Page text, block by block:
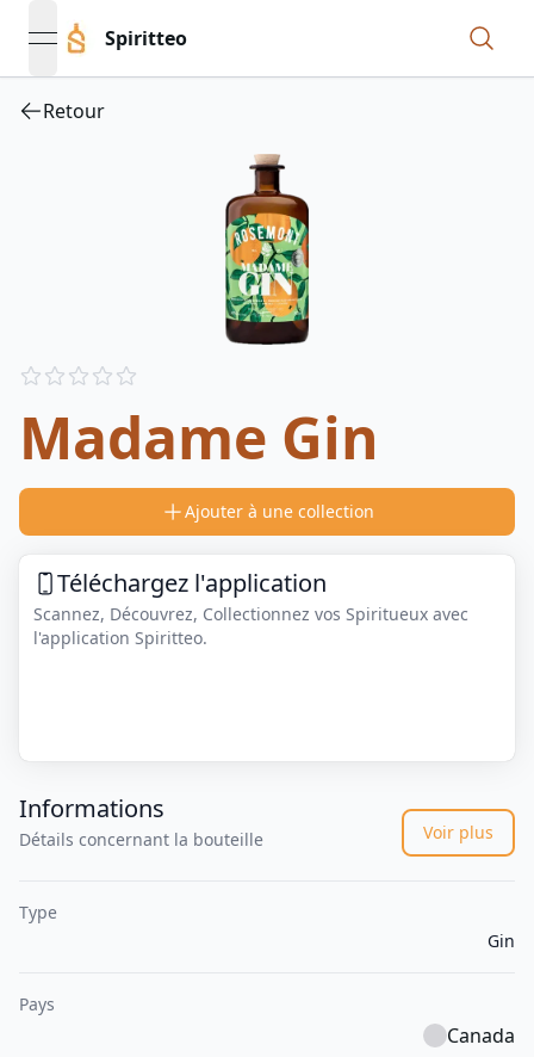
open navigation menu
Spiritteo
Retour
Reviews
Madame Gin
Ajouter à une collection
Téléchargez l'application
Scannez, Découvrez, Collectionnez vos Spiritueux avec
l'application Spiritteo.
Informations
Détails concernant la bouteille Voir plus
Type
Gin
Pays
Canada